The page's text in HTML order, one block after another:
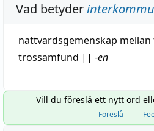
Vad betyder
nattvardsgemenskap mellan
trossamfund || -en
Vill du föreslå ett nytt ord
Föreslå